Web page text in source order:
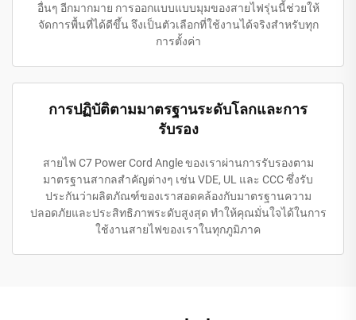
อื่นๆ อีกมากมาย การออกแบบแบบมุมของสายไฟรุ่นนี้ช่วยให้
จัดการพื้นที่ได้ดีขึ้น จึงเป็นตัวเลือกที่ใช้งานได้จริงสำหรับทุก
การตั้งค่า
การปฏิบัติตามมาตรฐานระดับโลกและการ
รับรอง
สายไฟ C7 Power Cord Angle ของเราผ่านการรับรองตาม
มาตรฐานสากลสำคัญต่างๆ เช่น VDE, UL และ CCC ซึ่งรับ
ประกันว่าผลิตภัณฑ์ของเราสอดคล้องกับมาตรฐานความ
ปลอดภัยและประสิทธิภาพระดับสูงสุด ทำให้คุณมั่นใจได้ในการ
ใช้งานสายไฟของเราในทุกภูมิภาค